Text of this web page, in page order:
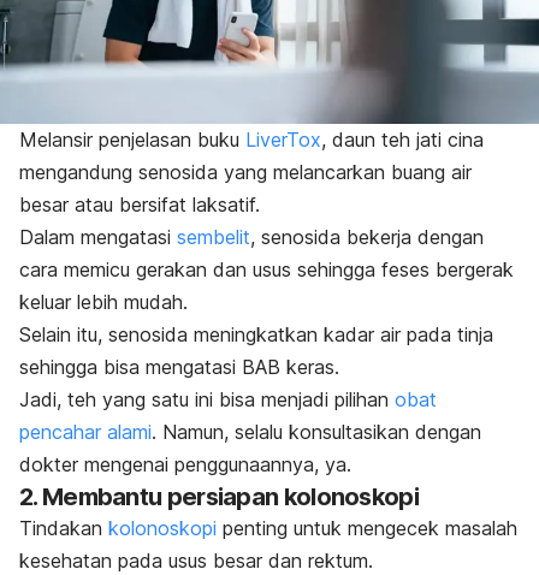
Melansir penjelasan buku LiverTox, daun teh jati cina
mengandung senosida yang melancarkan buang air
besar atau bersifat laksatif.
Dalam mengatasi sembelit, senosida bekerja dengan
cara memicu gerakan dan usus sehingga feses bergerak
keluar lebih mudah.
Selain itu, senosida meningkatkan kadar air pada tinja
sehingga bisa mengatasi BAB keras.
Jadi, teh yang satu ini bisa menjadi pilihan obat
pencahar alami. Namun, selalu konsultasikan dengan
dokter mengenai penggunaannya, ya.
2. Membantu persiapan kolonoskopi
Tindakan kolonoskopi penting untuk mengecek masalah
kesehatan pada usus besar dan rektum.